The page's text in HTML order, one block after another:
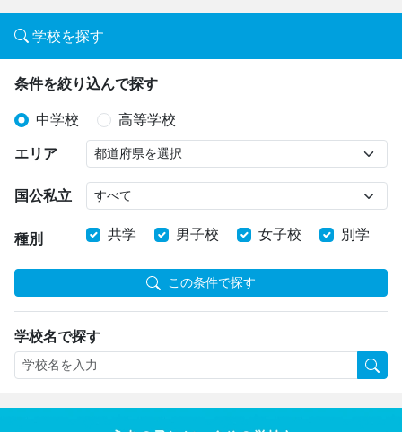
学校を探す
条件を絞り込んで探す
中学校 高等学校
エリア
国公私立
種別 共学 男子校 女子校 別学
この条件で探す
学校名で探す